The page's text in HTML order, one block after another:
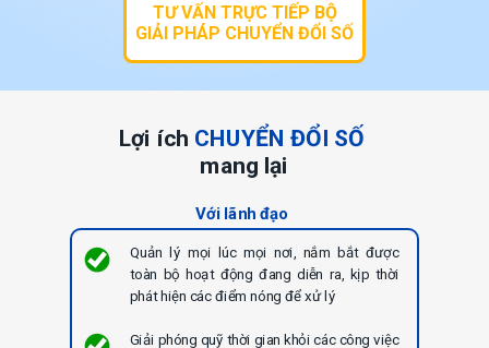
Quản lý mọi lúc mọi nơi, nắm bắt được
toàn bộ hoạt động đang diễn ra, kịp thời
phát hiện các điểm nóng để xử lý
Giải phóng quỹ thời gian khỏi các công việc
Với lãnh đạo
Lợi ích CHUYỂN ĐỔI SỐ
mang lại
TƯ VẤN TRỰC TIẾP BỘ
GIẢI PHÁP CHUYỂN ĐỔI SỐ